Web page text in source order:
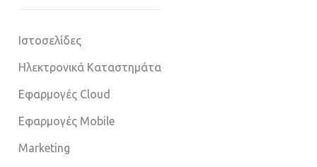
Ιστοσελίδες
Ηλεκτρονικά Καταστημάτα
Εφαρμογές Cloud
Εφαρμογές Mobile
Marketing